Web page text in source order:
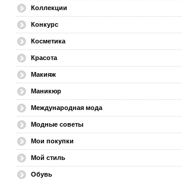
Коллекции
Конкурс
Косметика
Красота
Макияж
Маникюр
Международная мода
Модные советы
Мои покупки
Мой стиль
Обувь